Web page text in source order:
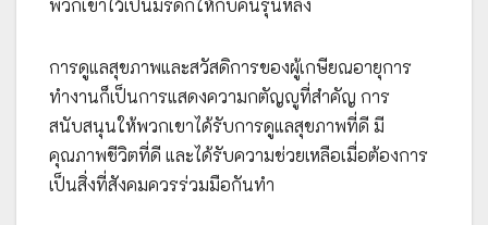
การดูแลสุขภาพและสวัสดิการของผู้เกษียณอายุการ
ทำงานก็เป็นการแสดงความกตัญญูที่สำคัญ การ
สนับสนุนให้พวกเขาได้รับการดูแลสุขภาพที่ดี มี
คุณภาพชีวิตที่ดี และได้รับความช่วยเหลือเมื่อต้องการ
เป็นสิ่งที่สังคมควรร่วมมือกันทำ